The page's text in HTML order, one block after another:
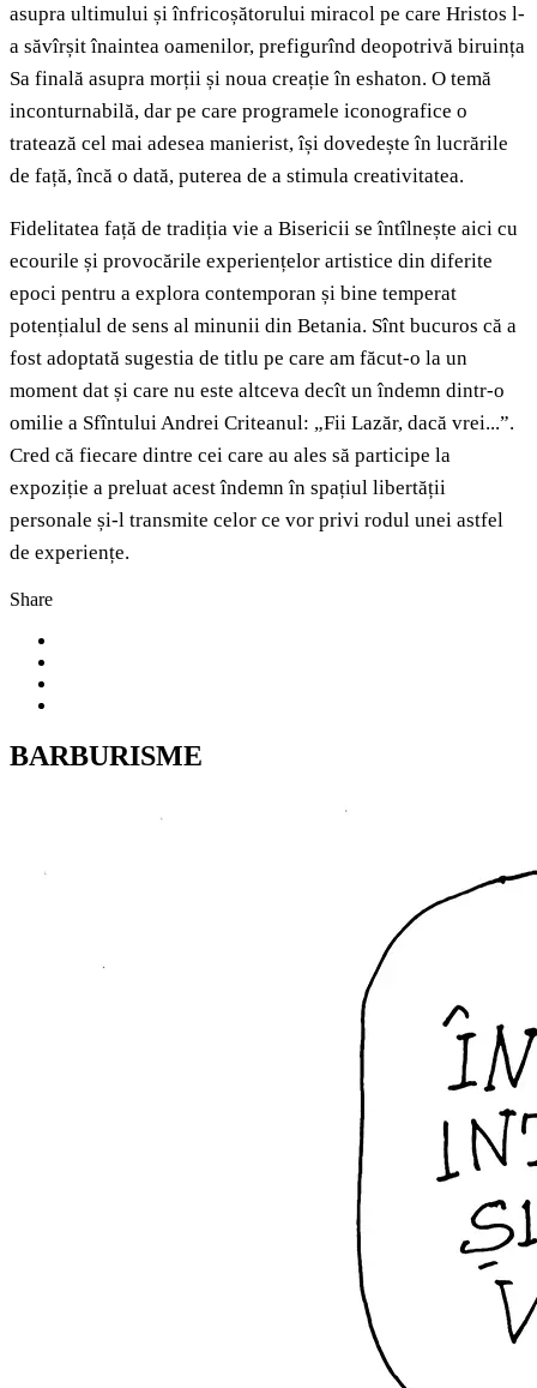
asupra ultimului și înfricoșătorului miracol pe care Hristos l-
a săvîrșit înaintea oamenilor, prefigurînd deopotrivă biruința
Sa finală asupra morții și noua creație în eshaton. O temă
inconturnabilă, dar pe care programele iconografice o
tratează cel mai adesea manierist, își dovedește în lucrările
de față, încă o dată, puterea de a stimula creativitatea.
Fidelitatea față de tradiția vie a Bisericii se întîlnește aici cu
ecourile și provocările experiențelor artistice din diferite
epoci pentru a explora contemporan și bine temperat
potențialul de sens al minunii din Betania. Sînt bucuros că a
fost adoptată sugestia de titlu pe care am făcut-o la un
moment dat și care nu este altceva decît un îndemn dintr-o
omilie a Sfîntului Andrei Criteanul: „Fii Lazăr, dacă vrei...”.
Cred că fiecare dintre cei care au ales să participe la
expoziție a preluat acest îndemn în spațiul libertății
personale și-l transmite celor ce vor privi rodul unei astfel
de experiențe.
Share
BARBURISME